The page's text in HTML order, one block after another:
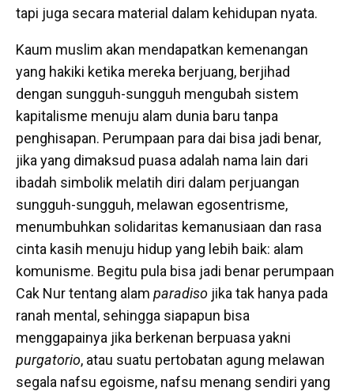
tapi juga secara material dalam kehidupan nyata.
Kaum muslim akan mendapatkan kemenangan
yang hakiki ketika mereka berjuang, berjihad
dengan sungguh-sungguh mengubah sistem
kapitalisme menuju alam dunia baru tanpa
penghisapan. Perumpaan para dai bisa jadi benar,
jika yang dimaksud puasa adalah nama lain dari
ibadah simbolik melatih diri dalam perjuangan
sungguh-sungguh, melawan egosentrisme,
menumbuhkan solidaritas kemanusiaan dan rasa
cinta kasih menuju hidup yang lebih baik: alam
komunisme. Begitu pula bisa jadi benar perumpaan
Cak Nur tentang alam paradiso jika tak hanya pada
ranah mental, sehingga siapapun bisa
menggapainya jika berkenan berpuasa yakni
purgatorio, atau suatu pertobatan agung melawan
segala nafsu egoisme, nafsu menang sendiri yang